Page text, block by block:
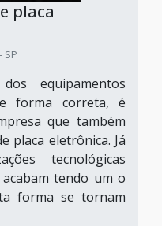
placa
SP
equipamentos
forma correta, é
que também
placa eletrônica. Já
tecnológicas
tendo um o
forma se tornam